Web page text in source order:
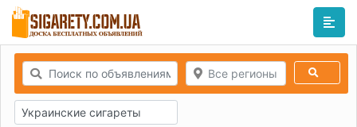
Все регионы
Украинские сигареты